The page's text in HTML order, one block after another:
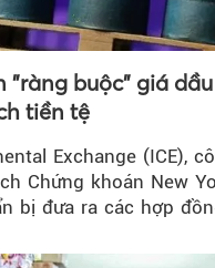
"ràng buộc" giá
tiền tệ
Exchange (ICE),
Chứng khoán New
bị đưa ra các hợp